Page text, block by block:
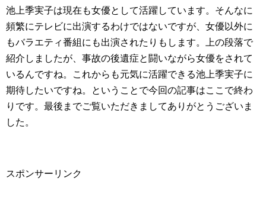
池上季実子は現在も女優として活躍しています。そんなに
頻繁にテレビに出演するわけではないですが、女優以外に
もバラエティ番組にも出演されたりもします。上の段落で
紹介しましたが、事故の後遺症と闘いながら女優をされて
いるんですね。これからも元気に活躍できる池上季実子に
期待したいですね。ということで今回の記事はここで終わ
りです。最後までご覧いただきましてありがとうございま
した。
スポンサーリンク